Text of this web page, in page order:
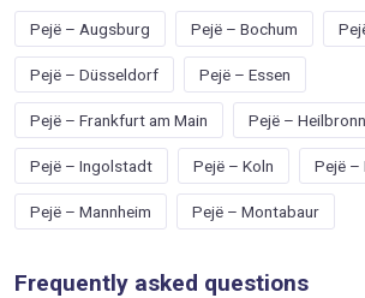
Pejë – Augsburg Pejë – Bochum
Pejë – Düsseldorf Pejë – Essen
Pejë – Frankfurt am Main Pejë – Heilbronn
Pejë – Ingolstadt Pejë – Koln Pejë –
Pejë – Mannheim Pejë – Montabaur
Frequently asked questions